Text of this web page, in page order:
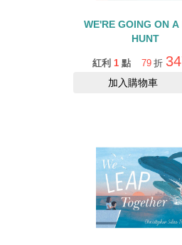
WE'RE GOING ON A
HUNT
紅利 1 點 79 折
加入購物車